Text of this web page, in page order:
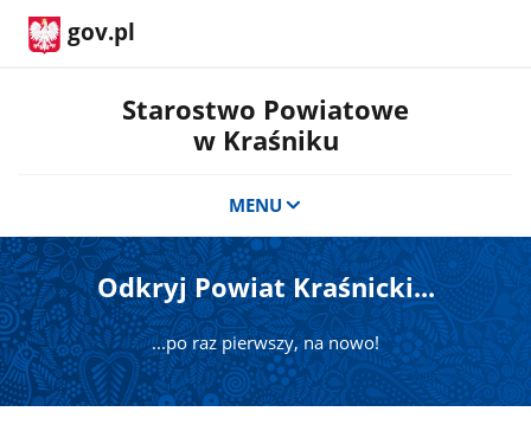
gov.pl
Starostwo Powiatowe
w Kraśniku
MENU
Odkryj Powiat Kraśnicki...
...po raz pierwszy, na nowo!